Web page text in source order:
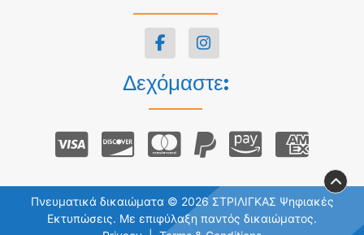
Δεχόμαστε:
Πνευματικά δικαιώματα © 2026 ΣΤΡΙΛΙΓΚΑΣ Ψηφιακές
Εκτυπώσεις. Με επιφύλαξη παντός δικαιώματος.